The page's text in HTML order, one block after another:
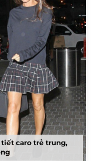
tiết caro trẻ trung,